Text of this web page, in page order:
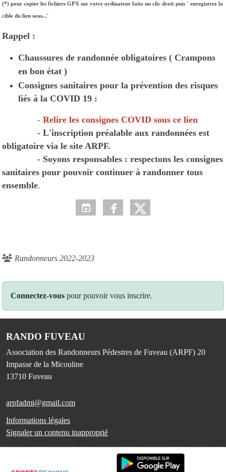
(*) pour copier les fichiers GPX sur votre ordinateur faite un clic droit puis ' enregistrez la
cible du lien sous...'
Rappel :
Chaussures de randonnée obligatoires ( Crampons
en bon état )
Consignes sanitaires pour la prévention des risques
liés à la COVID 19 :
- Relire les consignes COVID sous ce lien
- L'inscription préalable aux randonnées est
obligatoire via le site ARPF.
- Soyons responsables : respectons les consignes
sanitaires pour pouvoir continuer à randonner tous
ensemble.
Randonneurs 2022-2023
Connectez-vous pour pouvoir vous inscrire.
RANDO FUVEAU
Association des Randonneurs Pédestres de Fuveau (ARPF) 20
Impasse de la Micouline
13710 Fuveau
arpfadmi@gmail.com
Informations légales
Signaler un contenu inapproprié